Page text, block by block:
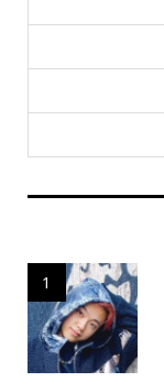
1